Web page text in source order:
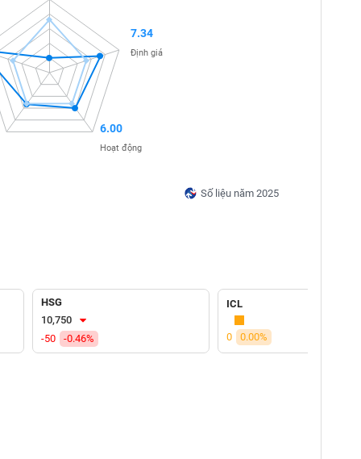
Số liệu năm 2025
7.34
Định giá
6.00
Hoạt động
HSG
10,750
-50
-0.46%
ICL
0 0.00%